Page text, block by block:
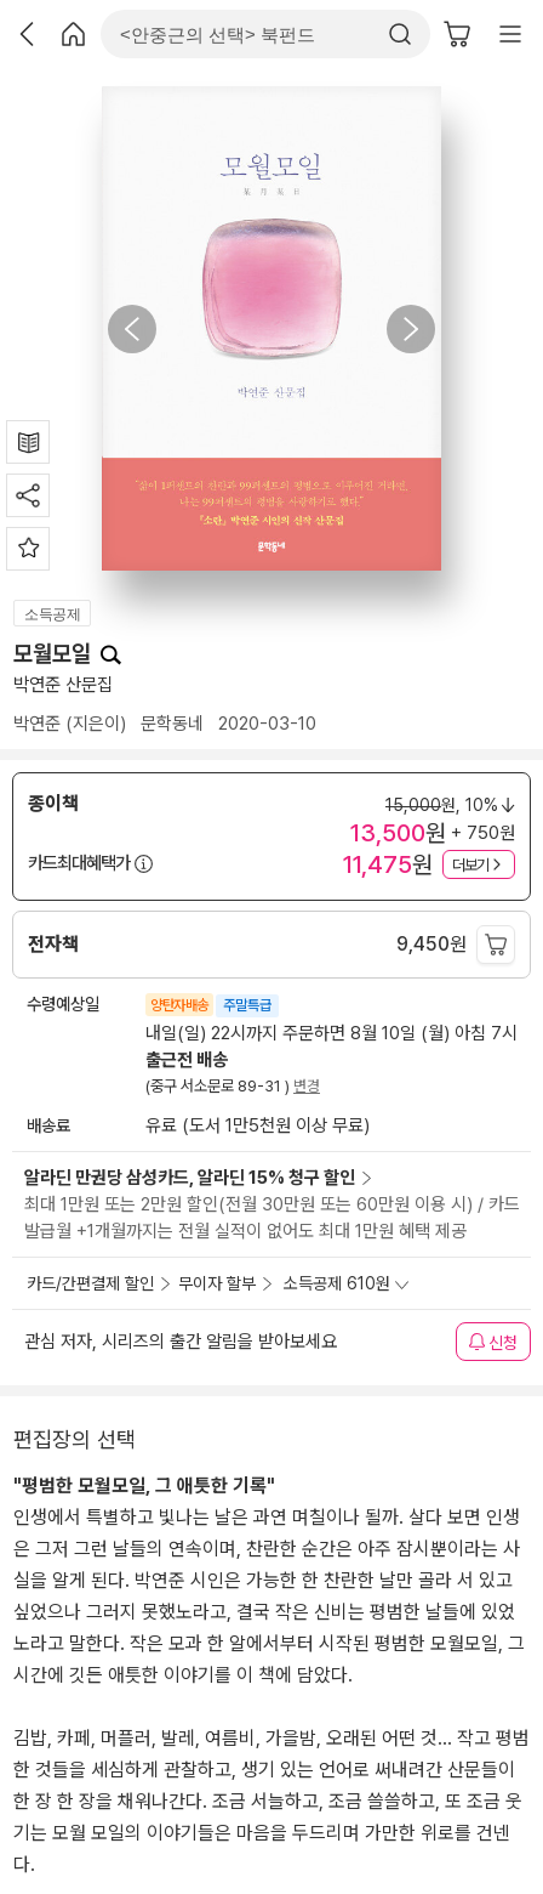
소득공제
모월모일
박연준 산문집
박연준 (지은이) 문학동네 2020-03-10
종이책 15,000원, 10%
13,500원 + 750원
카드최대혜택가
11,475원 더보기
전자책 9,450원
수령예상일 양탄자배송 주말특급
내일(일) 22시까지 주문하면 8월 10일 (월) 아침 7시
출근전 배송
(중구 서소문로 89-31 ) 변경
배송료 유료 (도서 1만5천원 이상 무료)
알라딘 만권당 삼성카드, 알라딘 15% 청구 할인
최대 1만원 또는 2만원 할인(전월 30만원 또는 60만원 이용 시) / 카드
발급월 +1개월까지는 전월 실적이 없어도 최대 1만원 혜택 제공
카드/간편결제 할인 무이자 할부 소득공제 610원
관심 저자, 시리즈의 출간 알림을 받아보세요 신청
편집장의 선택
"평범한 모월모일, 그 애틋한 기록"
인생에서 특별하고 빛나는 날은 과연 며칠이나 될까. 살다 보면 인생
은 그저 그런 날들의 연속이며, 찬란한 순간은 아주 잠시뿐이라는 사
실을 알게 된다. 박연준 시인은 가능한 한 찬란한 날만 골라 서 있고
싶었으나 그러지 못했노라고, 결국 작은 신비는 평범한 날들에 있었
노라고 말한다. 작은 모과 한 알에서부터 시작된 평범한 모월모일, 그
시간에 깃든 애틋한 이야기를 이 책에 담았다.
김밥, 카페, 머플러, 발레, 여름비, 가을밤, 오래된 어떤 것... 작고 평범
한 것들을 세심하게 관찰하고, 생기 있는 언어로 써내려간 산문들이
한 장 한 장을 채워나간다. 조금 서늘하고, 조금 쓸쓸하고, 또 조금 웃
기는 모월 모일의 이야기들은 마음을 두드리며 가만한 위로를 건넨
다.